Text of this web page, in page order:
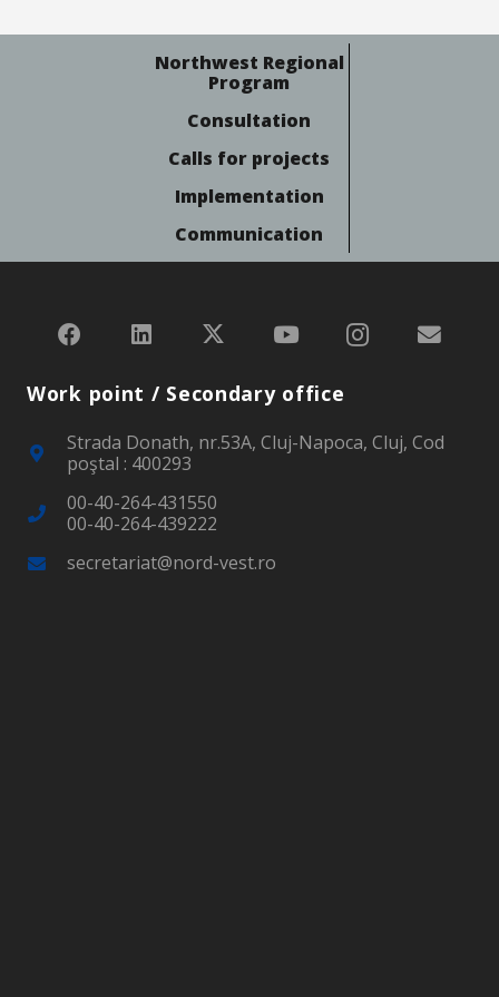
Northwest Regional
Program
Consultation
Calls for projects
Implementation
Communication
Work point / Secondary office
Strada Donath, nr.53A, Cluj-Napoca, Cluj, Cod
poştal : 400293
00-40-264-431550
00-40-264-439222
secretariat@nord-vest.ro